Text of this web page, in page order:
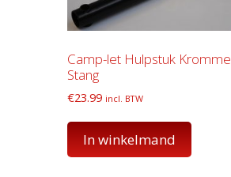
Camp-let Hulpstuk Kromme
Stang
€23.99 incl. BTW
In winkelmand